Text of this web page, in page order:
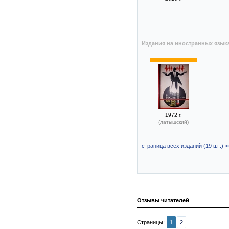
Издания на иностранных
1972 г.
(латышский)
страница всех изданий (19 шт.)
Отзывы читателей
Страницы: 1 2